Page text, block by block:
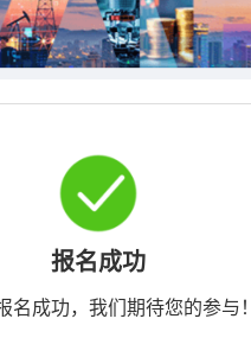
报名成功
名成功，我们期待您的参与！